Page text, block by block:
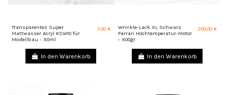
Transparentes Super
Mattwasser Acryl KSW10 für
Modellbau - 50ml
7,00 €
In den Warenkorb
Wrinkle-Lack XL Schwarz
Ferrari Hochtemperatur-Motor
- 500gr
200,00 €
In den Warenkorb